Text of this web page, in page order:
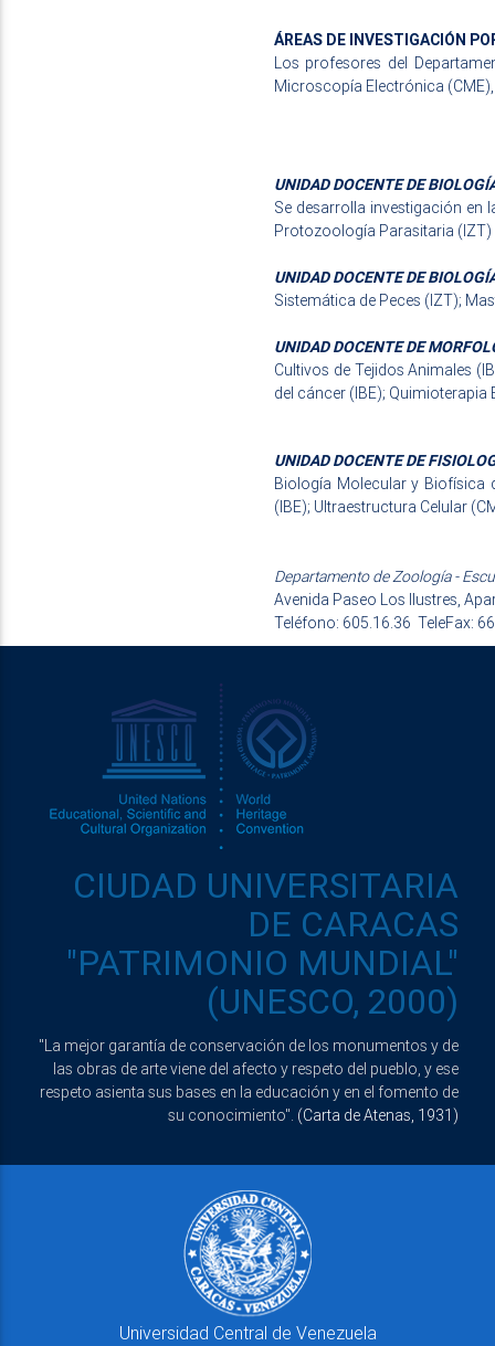
ÁREAS DE INVESTIGACIÓN
Los profesores del
Microscopía Electrónica
UNIDAD DOCENTE DE
Se desarrolla investigación en
Protozoología Parasitaria (IZT)
UNIDAD DOCENTE DE
Sistemática de Peces (IZT);
UNIDAD DOCENTE DE
Cultivos de Tejidos Animales
del cáncer (IBE); Quimioterapia
UNIDAD DOCENTE DE
Biología Molecular y Biofísica
(IBE); Ultraestructura Celular
Departamento de Zoología -
Avenida Paseo Los Ilustres,
Teléfono: 605.16.36 TeleFax:
CIUDAD UNIVERSITARIA
DE CARACAS
"PATRIMONIO MUNDIAL"
(UNESCO, 2000)
"La mejor garantía de conservación de los monumentos y de
las obras de arte viene del afecto y respeto del pueblo, y ese
respeto asienta sus bases en la educación y en el fomento de
su conocimiento". (Carta de Atenas, 1931)
Universidad Central de Venezuela